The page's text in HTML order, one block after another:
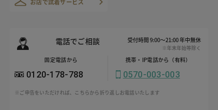
電話でご相談 受付時間 9:00～21:00 年中無休
※年末年始等除く
固定電話から
0120-178-788
携帯・IP電話から（有料）
0570-003-003
※ご申告をいただければ、こちらから折り返しお電話いたします